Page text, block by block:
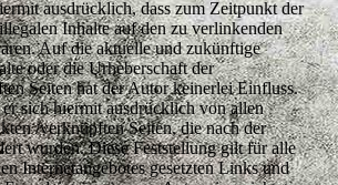
ausdrücklich, dass zum Zeitpunkt der
Inhalte auf den zu verlinkenden
Auf die aktuelle und zukünftige
oder die Urheberschaft der
Seiten hat der Autor keinerlei Einfluss.
sich hiermit ausdrücklich von allen
/verknüpften Seiten, die nach der
wurden. Diese Feststellung gilt für alle
Internetangebotes gesetzten Links und